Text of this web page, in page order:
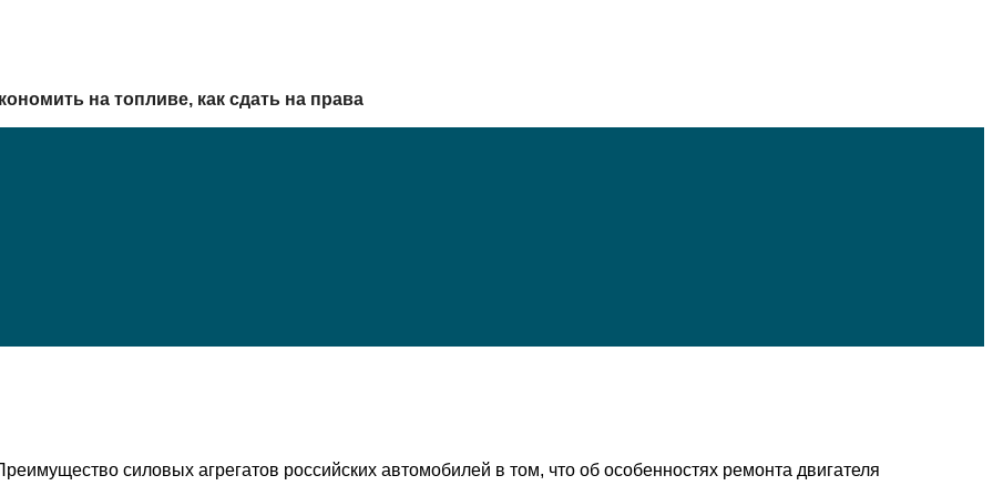
на топливе, как сдать на права
силовых агрегатов российских автомобилей в том, что об особенностях ремонта двигателя